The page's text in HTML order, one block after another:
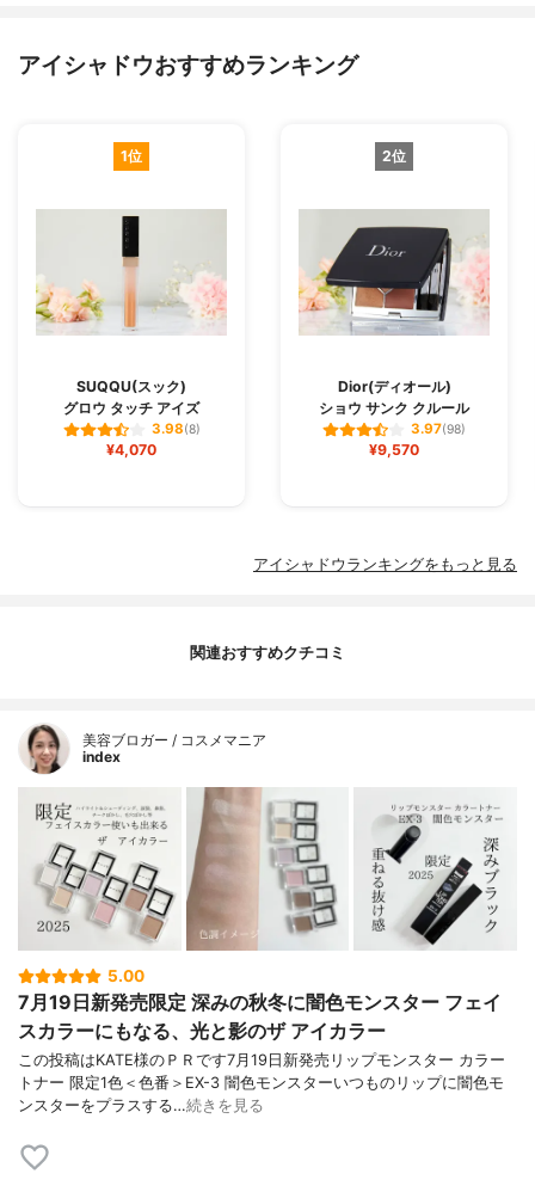
アイシャドウおすすめランキング
1位
SUQQU(スック)
グロウ タッチ アイズ
3.98(8)
¥4,070
2位
Dior(ディオール)
ショウ サンク クルール
3.97(98)
¥9,570
アイシャドウランキングをもっと見る
関連おすすめクチコミ
美容ブロガー / コスメマニア
index
5.00
7月19日新発売限定 深みの秋冬に闇色モンスター フェイ
スカラーにもなる、光と影のザ アイカラー
この投稿はKATE様のＰＲです7月19日新発売リップモンスター カラー
トナー 限定1色＜色番＞EX-3 闇色モンスターいつものリップに闇色モ
ンスターをプラスする…続きを見る